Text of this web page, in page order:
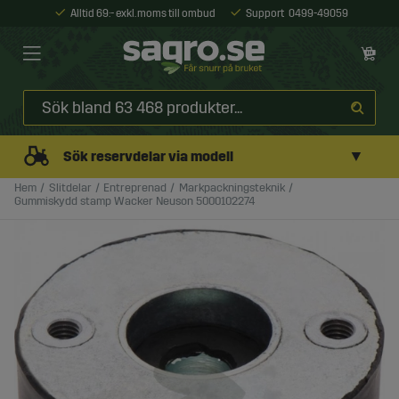
Alltid 69:- exkl. moms till ombud Support 0499-49059
Sök reservdelar via modell ▼
Hem Slitdelar Entreprenad
Markpackningsteknik
Gummiskydd stamp Wacker Neuson 5000102274